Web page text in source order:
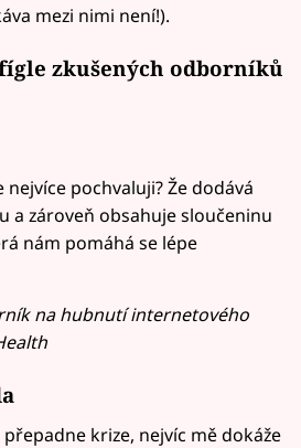
mezi nimi není!).
zkušených odborníků
nejvíce pochvaluji? Že dodává
a zároveň obsahuje sloučeninu
nám pomáhá se lépe
na hubnutí internetového
krize, nejvíc mě dokáže